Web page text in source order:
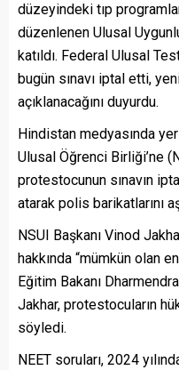
düzeyindeki tıp
düzenlenen Ulusal
katıldı. Federal Ulusal
bugün sınavı iptal etti,
açıklanacağını duyurdu.
Hindistan medyasında
Ulusal Öğrenci Birliği’ne
protestocunun sınavın
atarak polis barikatlarını
NSUI Başkanı Vinod
hakkında “mümkün olan
Eğitim Bakanı
Jakhar, protestocuların
söyledi.
NEET soruları, 2024